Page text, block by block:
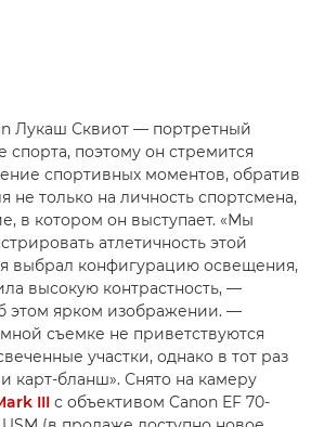
Лукаш Сквиот — портретный
спорта, поэтому он стремится
спортивных моментов, обратив
не только на личность спортсмена,
в котором он выступает. «Мы
атлетичность этой
выбрал конфигурацию освещения,
высокую контрастность, —
этом ярком изображении. —
съемке не приветствуются
участки, однако в тот раз
карт-бланш». Снято на камеру
III с объективом Canon EF 70-